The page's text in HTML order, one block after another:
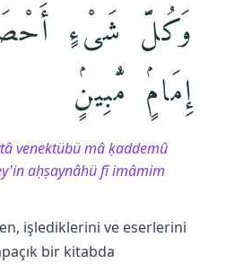
وَكُلَّ شَىْءٍ
إِمَامٍۢ مُّبِينٍۢ
venektübü mâ ḳaddemû
aḥṣaynâhü fî imâmim
işlediklerini ve eserlerini
bir kitabda